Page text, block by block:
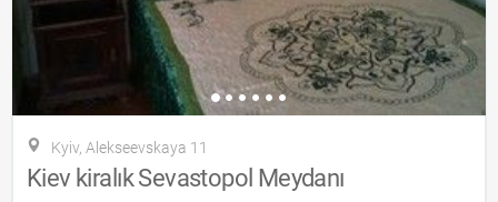
Kyiv, Alekseevskaya 11
Kiev kiralık Sevastopol Meydanı